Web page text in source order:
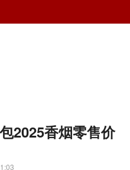
2025香烟零售价